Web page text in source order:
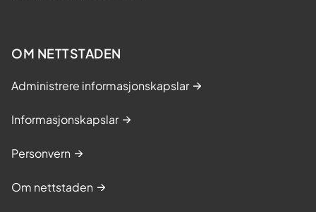
OM NETTSTADEN
Administrere informasjonskapslar
Informasjonskapslar
Personvern
Om nettstaden